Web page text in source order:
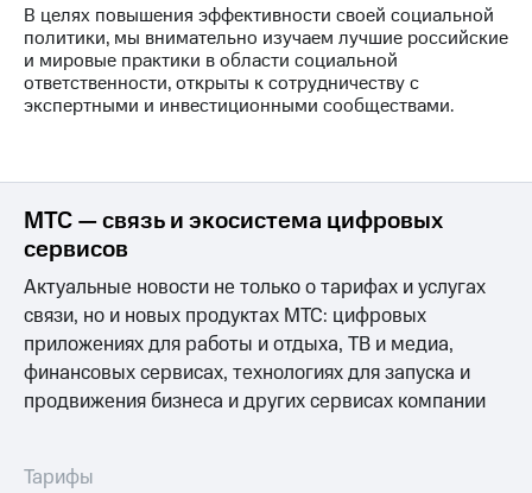
В целях повышения эффективности своей социальной
политики, мы внимательно изучаем лучшие российские
и мировые практики в области социальной
ответственности, открыты к сотрудничеству с
экспертными и инвестиционными сообществами.
МТС — связь и экосистема цифровых
сервисов
Актуальные новости не только о тарифах и услугах
связи, но и новых продуктах МТС: цифровых
приложениях для работы и отдыха, ТВ и медиа,
финансовых сервисах, технологиях для запуска и
продвижения бизнеса и других сервисах компании
Тарифы